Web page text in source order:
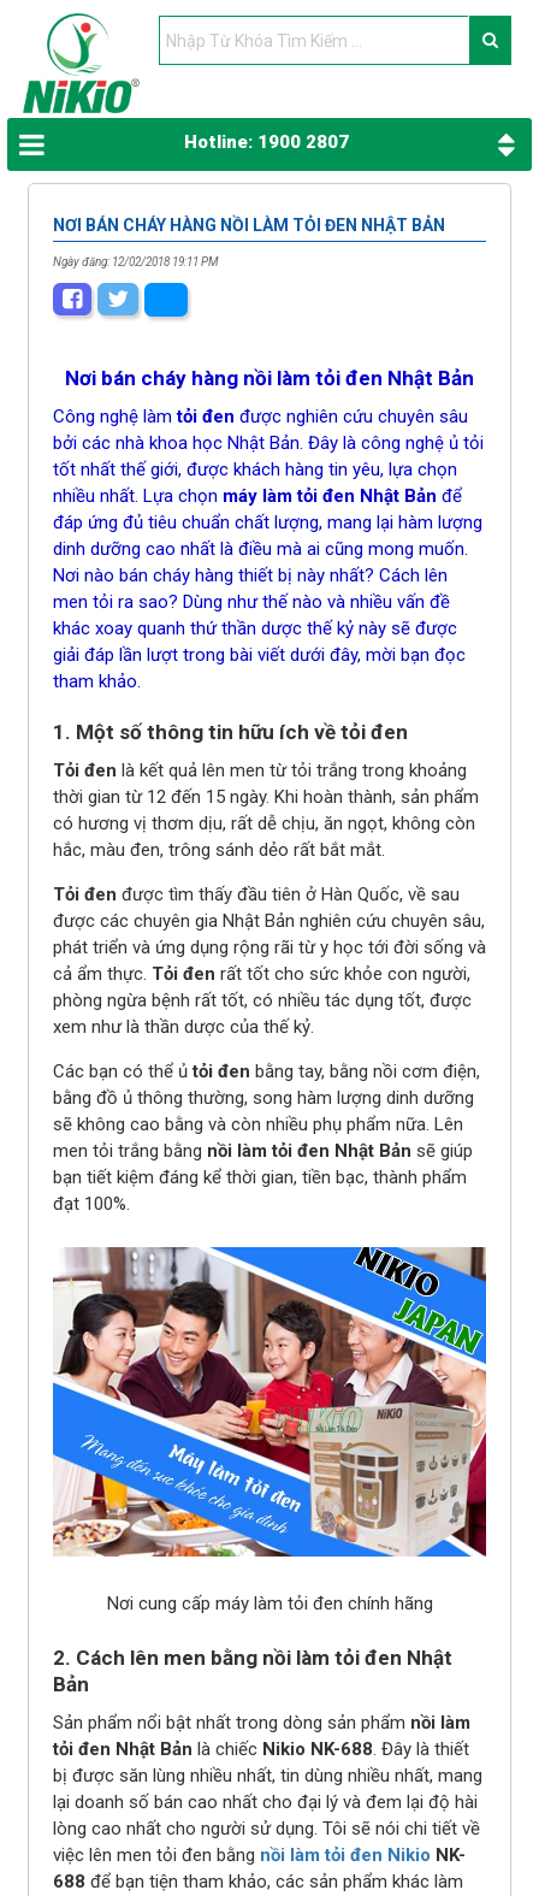
Hotline: 1900 2807
NƠI BÁN CHÁY HÀNG NỒI LÀM TỎI ĐEN NHẬT BẢN
Ngày đăng: 12/02/2018 19:11 PM
Nơi bán cháy hàng nồi làm tỏi đen Nhật Bản
Công nghệ làmtỏi đen được nghiên cứu chuyên sâu
bởi các nhà khoa học Nhật Bản. Đây là công nghệ ủ tỏi
tốt nhất thế giới, được khách hàng tin yêu, lựa chọn
nhiều nhất. Lựa chọn máy làm tỏi đen Nhật Bản để
đáp ứng đủ tiêu chuẩn chất lượng, mang lại hàm lượng
dinh dưỡng cao nhất là điều mà ai cũng mong muốn.
Nơi nào bán cháy hàng thiết bị này nhất? Cách lên
men tỏi ra sao? Dùng như thế nào và nhiều vấn đề
khác xoay quanh thứ thần dược thế kỷ này sẽ được
giải đáp lần lượt trong bài viết dưới đây, mời bạn đọc
tham khảo.
1. Một số thông tin hữu ích về tỏi đen
Tỏi đen là kết quả lên men từ tỏi trắng trong khoảng
thời gian từ 12 đến 15 ngày. Khi hoàn thành, sản phẩm
có hương vị thơm dịu, rất dễ chịu, ăn ngọt, không còn
hắc, màu đen, trông sánh dẻo rất bắt mắt.
Tỏi đen được tìm thấy đầu tiên ở Hàn Quốc, về sau
được các chuyên gia Nhật Bản nghiên cứu chuyên sâu,
phát triển và ứng dụng rộng rãi từ y học tới đời sống và
cả ẩm thực. Tỏi đen rất tốt cho sức khỏe con người,
phòng ngừa bệnh rất tốt, có nhiều tác dụng tốt, được
xem như là thần dược của thế kỷ.
Các bạn có thể ủtỏi đen bằng tay, bằng nồi cơm điện,
bằng đồ ủ thông thường, song hàm lượng dinh dưỡng
sẽ không cao bằng và còn nhiều phụ phẩm nữa. Lên
men tỏi trắng bằng nồi làm tỏi đen Nhật Bản sẽ giúp
bạn tiết kiệm đáng kể thời gian, tiền bạc, thành phẩm
đạt 100%.
Nơi cung cấp máy làm tỏi đen chính hãng
2. Cách lên men bằng nồi làm tỏi đen Nhật
Bản
Sản phẩm nổi bật nhất trong dòng sản phẩm nồi làm
tỏi đen Nhật Bản là chiếc Nikio NK-688. Đây là thiết
bị được săn lùng nhiều nhất, tin dùng nhiều nhất, mang
lại doanh số bán cao nhất cho đại lý và đem lại độ hài
lòng cao nhất cho người sử dụng. Tôi sẽ nói chi tiết về
việc lên men tỏi đen bằng nồi làm tỏi đen Nikio NK-
688 để bạn tiện tham khảo, các sản phẩm khác làm